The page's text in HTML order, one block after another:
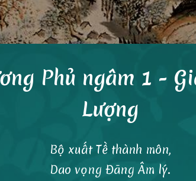
Phủ ngâm 1 -
Lượng
Bộ xuất Tề thành môn,
Dao vọng Đãng Âm lý.